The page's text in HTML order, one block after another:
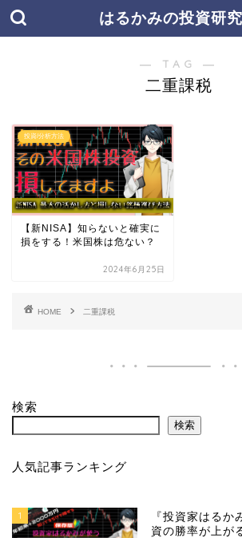
はるかみの投資研
― TAG ―
二重課税
投資/分析方法
【新NISA】知らないと確実に
損をする！米国株は危ない？
2024年6月25日
HOME 二重課税
検索
検索
人気記事ランキング
1
『投資家はるか
資の勝率が上が